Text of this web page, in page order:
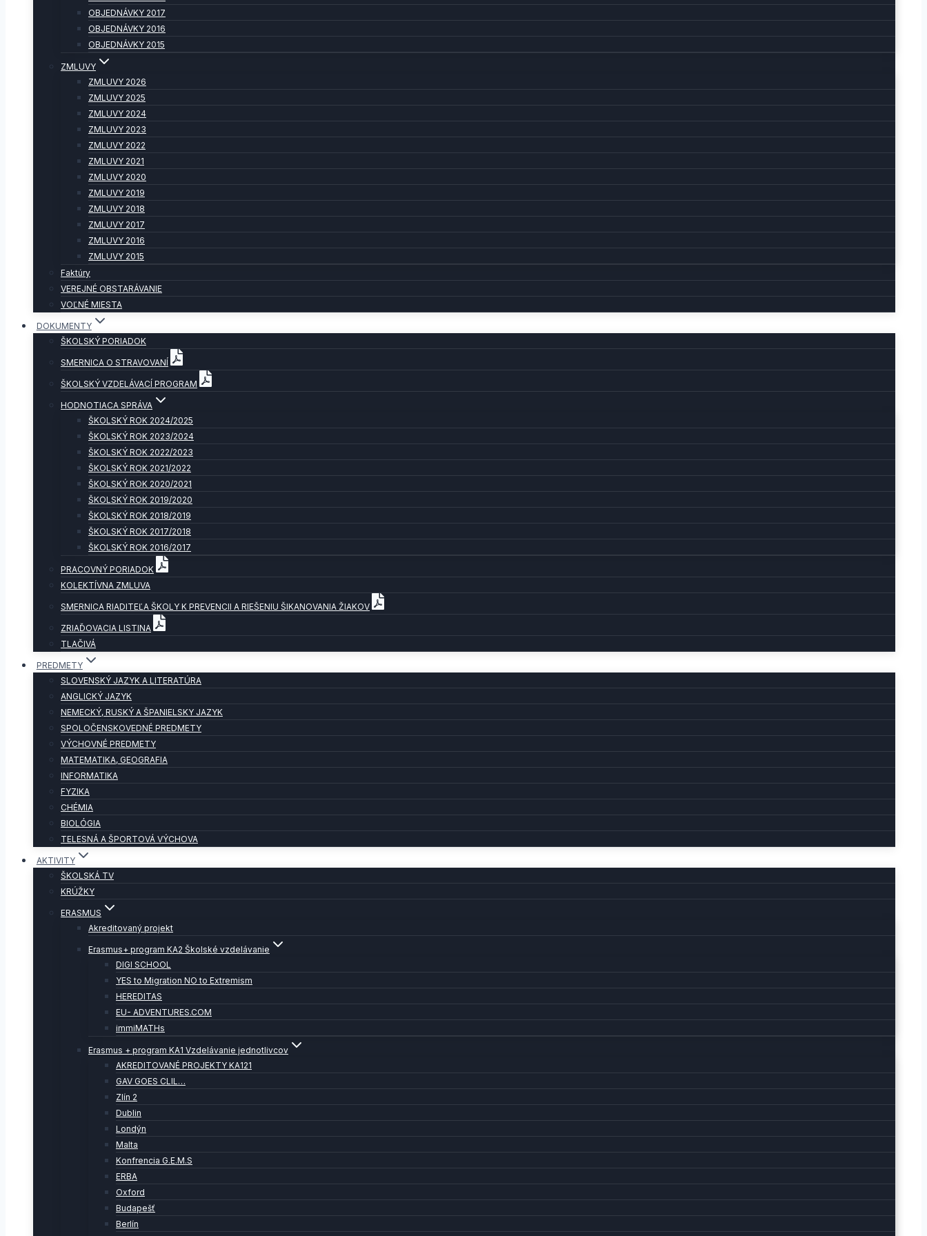
OBJEDNÁVKY 2017
OBJEDNÁVKY 2016
OBJEDNÁVKY 2015
ZMLUVY
ZMLUVY 2026
ZMLUVY 2025
ZMLUVY 2024
ZMLUVY 2023
ZMLUVY 2022
ZMLUVY 2021
ZMLUVY 2020
ZMLUVY 2019
ZMLUVY 2018
ZMLUVY 2017
ZMLUVY 2016
ZMLUVY 2015
Faktúry
VEREJNÉ OBSTARÁVANIE
VOĽNÉ MIESTA
DOKUMENTY
ŠKOLSKÝ PORIADOK
SMERNICA O STRAVOVANÍ
ŠKOLSKÝ VZDELÁVACÍ PROGRAM
HODNOTIACA SPRÁVA
ŠKOLSKÝ ROK 2024/2025
ŠKOLSKÝ ROK 2023/2024
ŠKOLSKÝ ROK 2022/2023
ŠKOLSKÝ ROK 2021/2022
ŠKOLSKÝ ROK 2020/2021
ŠKOLSKÝ ROK 2019/2020
ŠKOLSKÝ ROK 2018/2019
ŠKOLSKÝ ROK 2017/2018
ŠKOLSKÝ ROK 2016/2017
PRACOVNÝ PORIADOK
KOLEKTÍVNA ZMLUVA
SMERNICA RIADITEĽA ŠKOLY K PREVENCII A RIEŠENIU ŠIKANOVANIA ŽIAKOV
ZRIAĎOVACIA LISTINA
TLAČIVÁ
PREDMETY
SLOVENSKÝ JAZYK A LITERATÚRA
ANGLICKÝ JAZYK
NEMECKÝ, RUSKÝ A ŠPANIELSKY JAZYK
SPOLOČENSKOVEDNÉ PREDMETY
VÝCHOVNÉ PREDMETY
MATEMATIKA, GEOGRAFIA
INFORMATIKA
FYZIKA
CHÉMIA
BIOLÓGIA
TELESNÁ A ŠPORTOVÁ VÝCHOVA
AKTIVITY
ŠKOLSKÁ TV
KRÚŽKY
ERASMUS
Akreditovaný projekt
Erasmus+ program KA2 Školské vzdelávanie
DIGI SCHOOL
YES to Migration NO to Extremism
HEREDITAS
EU- ADVENTURES.COM
immiMATHs
Erasmus + program KA1 Vzdelávanie jednotlivcov
AKREDITOVANÉ PROJEKTY KA121
GAV GOES CLIL…
Zlín 2
Dublin
Londýn
Malta
Konfrencia G.E.M.S
ERBA
Oxford
Budapešť
Berlín